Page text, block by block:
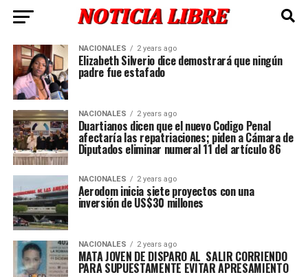
NACIONALES 2 years ago
Elizabeth Silverio dice demostrará que ningún
padre fue estafado
NACIONALES 2 years ago
Duartianos dicen que el nuevo Codigo Penal
afectaría las repatriaciones; piden a Cámara de
Diputados eliminar numeral 11 del artículo 86
NACIONALES 2 years ago
Aerodom inicia siete proyectos con una
inversión de US$30 millones
NACIONALES 2 years ago
MATA JOVEN DE DISPARO AL SALIR CORRIENDO
PARA SUPUESTAMENTE EVITAR APRESAMIENTO